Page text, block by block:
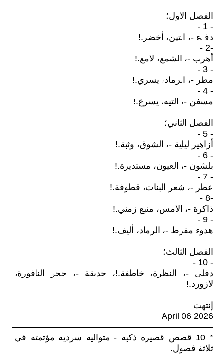
الفصل الاول؛
- 1 -
دفء -، التين، أخضر.!
-2 -
أهرب -، الشمع، لامع.!
- 3 -
مطر -، الرماد، يسري.!
- 4 -
مسفن -، التيه، يسرع.!
الفصل الثاني؛
- 5 -
أزاهير ليلية -، الشوق، وثبة.!
- 6 -
بلشون -، العيون، مستديرة.!
- 7 -
عطر -، شعر البنات، قطوفة.!
-8 -
ذاكرة -، الامس، منبع زمني.!
- 9 -
هدوء مفرط -، الرماد، أليف.!
الفصل الثالث؛
- 10 -
دفلى -، النظرة، خاطفة.!، حديقة -، حجر النافورة،
لازورد.!
إنتهت
April 06 2026
———————————————————————
* 10 قصص قصيرة ذكية - متوالية سردية مؤتمتة في
ثلاثة فصول.